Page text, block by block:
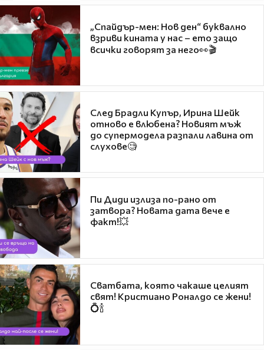
„Спайдър-мен: Нов ден“ буквално
взриви кината у нас – ето защо
всички говорят за него👀🎬
След Брадли Купър, Ирина Шейк
отново е влюбена? Новият мъж
до супермодела разпали лавина от
слухове🧐
Пи Диди излиза по-рано от
затвора? Новата дата вече е
факт!💥
Сватбата, която чакаше целият
свят! Кристиано Роналдо се жени!
💍🍾